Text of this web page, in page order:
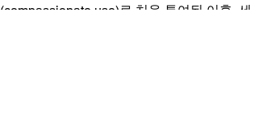
(compassionate use)로 처음 투여된 이후, 세